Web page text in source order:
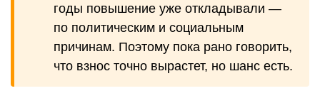
годы повышение уже откладывали —
по политическим и социальным
причинам. Поэтому пока рано говорить,
что взнос точно вырастет, но шанс есть.